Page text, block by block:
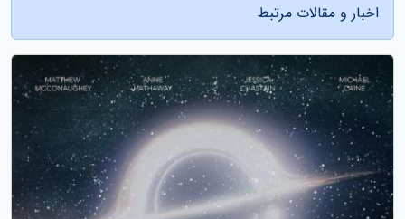
اخبار و مقالات مرتبط